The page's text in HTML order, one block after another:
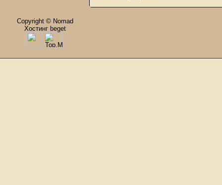
Copyright © Nomad
Хостинг beget